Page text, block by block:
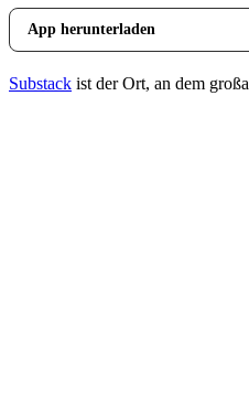
App herunterladen
Substack ist der Ort, an dem